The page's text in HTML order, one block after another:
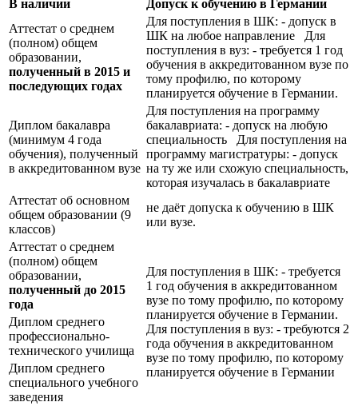
В наличии
Допуск к обучению в Германии
Аттестат о среднем
(полном) общем
образовании,
полученный в 2015 и
последующих годах
Для поступления в ШК: - допуск в
ШК на любое направление Для
поступления в вуз: - требуется 1 год
обучения в аккредитованном вузе по
тому профилю, по которому
планируется обучение в Германии.
Диплом бакалавра
(минимум 4 года
обучения), полученный
в аккредитованном вузе
Для поступления на программу
бакалавриата: - допуск на любую
специальность Для поступления на
программу магистратуры: - допуск
на ту же или схожую специальность,
которая изучалась в бакалавриате
Аттестат об основном
общем образовании (9
классов)
не даёт допуска к обучению в ШК
или вузе.
Аттестат о среднем
(полном) общем
образовании,
полученный до 2015
года
Для поступления в ШК: - требуется
1 год обучения в аккредитованном
вузе по тому профилю, по которому
планируется обучение в Германии.
Для поступления в вуз: - требуются 2
года обучения в аккредитованном
вузе по тому профилю, по которому
планируется обучение в Германии
Диплом среднего
профессионально-
технического училища
Диплом среднего
специального учебного
заведения